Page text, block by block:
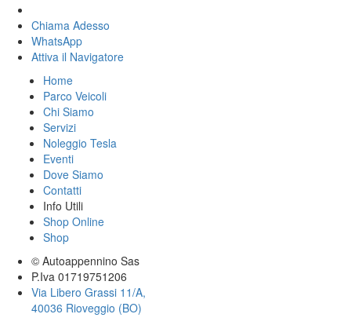
Chiama Adesso
WhatsApp
Attiva il Navigatore
Home
Parco Veicoli
Chi Siamo
Servizi
Noleggio Tesla
Eventi
Dove Siamo
Contatti
Info Utili
Shop Online
Shop
© Autoappennino Sas
P.Iva 01719751206
Via Libero Grassi 11/A,
40036 Rioveggio (BO)